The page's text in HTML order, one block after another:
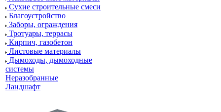
Сухие строительные смеси
Благоустройство
Заборы, ограждения
Тротуары, террасы
Кирпич, газобетон
Листовые материалы
Дымоходы, дымоходные
системы
Неразобранные
Ландшафт